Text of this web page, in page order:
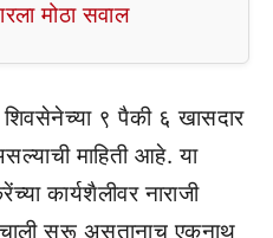
मोठा सवाल
९ पैकी ६ खासदार
माहिती आहे. या
कार्यशैलीवर नाराजी
सुरू असतानाच एकनाथ